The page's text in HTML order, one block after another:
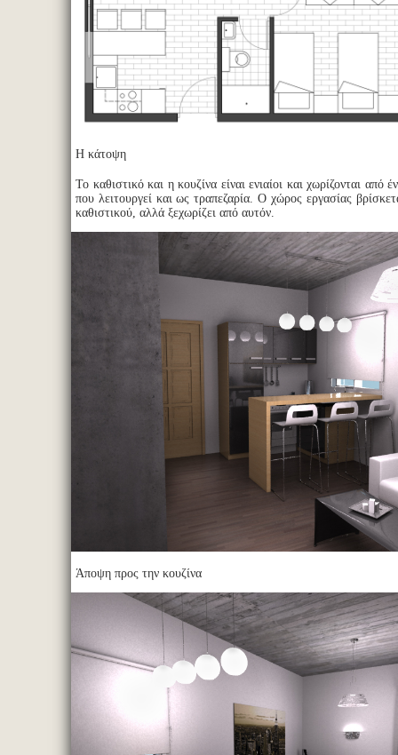
Η κάτοψη
Το καθιστικό και η κουζίνα είναι ενιαίοι και χωρίζονται από
που λειτουργεί και ως τραπεζαρία. Ο χώρος εργασίας
καθιστικού, αλλά ξεχωρίζει από αυτόν.
Άποψη προς την κουζίνα